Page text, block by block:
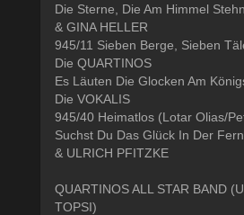
Die Sterne, Die Am Himmel
& GINA HELLER
945/11 Sieben Berge, Sieben
Die QUARTINOS
Es Läuten Die Glocken Am
Die VOKALIS
945/40 Heimatlos (Lotar Olias/
Suchst Du Das Glück In Der
& ULRICH PFITZKE
QUARTINOS ALL STAR BAND
TOPSI)